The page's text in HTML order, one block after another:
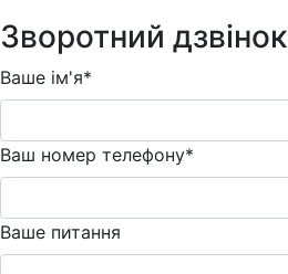
Зворотний дзвінок
Ваше ім'я*
Ваш номер телефону*
Ваше питання